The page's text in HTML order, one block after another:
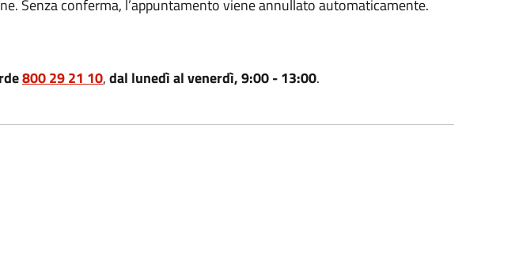
Senza conferma, l’appuntamento viene annullato automaticamente.
800 29 21 10,dal lunedì al venerdì, 9:00 - 13:00.